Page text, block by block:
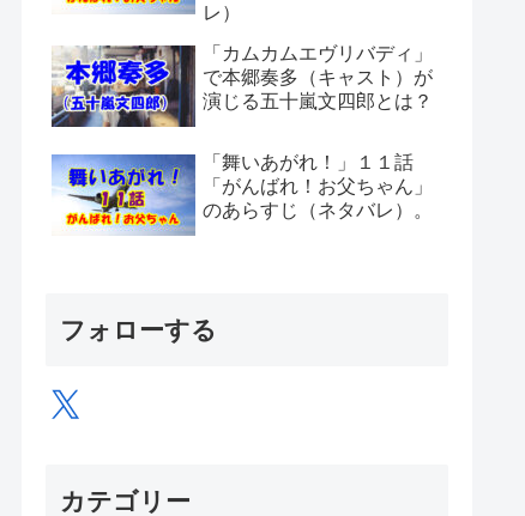
レ）
「カムカムエヴリバディ」
で本郷奏多（キャスト）が
演じる五十嵐文四郎とは？
「舞いあがれ！」１１話
「がんばれ！お父ちゃん」
のあらすじ（ネタバレ）。
フォローする
X
カテゴリー